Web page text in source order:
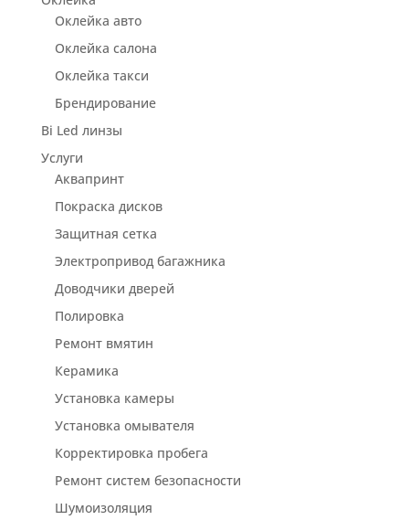
Оклейка авто
Оклейка салона
Оклейка такси
Брендирование
Bi Led линзы
Услуги
Аквапринт
Покраска дисков
Защитная сетка
Электропривод багажника
Доводчики дверей
Полировка
Ремонт вмятин
Керамика
Установка камеры
Установка омывателя
Корректировка пробега
Ремонт систем безопасности
Шумоизоляция